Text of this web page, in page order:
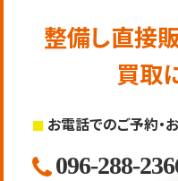
整備し直接
買取
お電話でのご予約・
096-288-